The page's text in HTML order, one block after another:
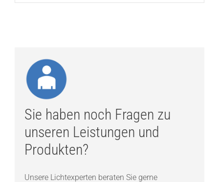
Sie haben noch Fragen zu
unseren Leistungen und
Produkten?
Unsere Lichtexperten beraten Sie gerne